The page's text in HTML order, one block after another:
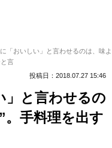
「おいしい」と言わせるのは、味よ
言
投稿日：2018.07.27 15:46
」と言わせるの
。手料理を出す